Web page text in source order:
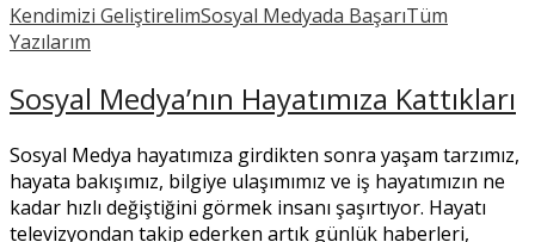
Kendimizi GeliştirelimSosyal Medyada BaşarıTüm
Yazılarım
Sosyal Medya’nın Hayatımıza Kattıkları
Sosyal Medya hayatımıza girdikten sonra yaşam tarzımız,
hayata bakışımız, bilgiye ulaşımımız ve iş hayatımızın ne
kadar hızlı değiştiğini görmek insanı şaşırtıyor. Hayatı
televizyondan takip ederken artık günlük haberleri,